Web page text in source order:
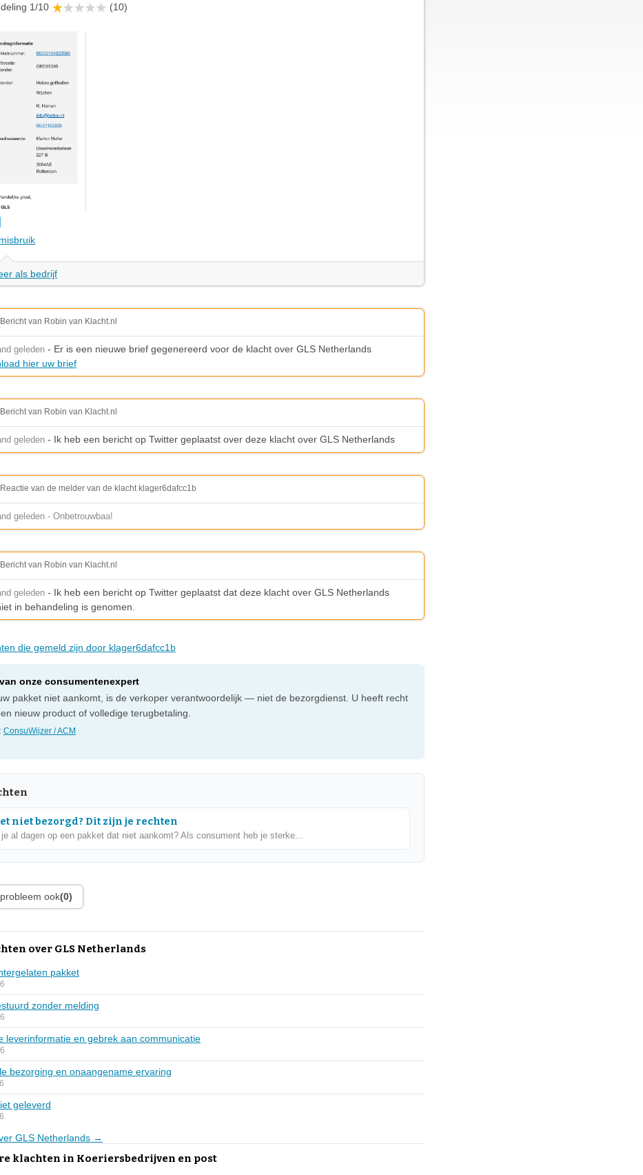
1/10 (10)
als bedrijf
Bericht van Robin van Klacht.nl
geleden - Er is een nieuwe brief gegenereerd voor de klacht over GLS Netherlands
hier uw brief
Bericht van Robin van Klacht.nl
geleden - Ik heb een bericht op Twitter geplaatst over deze klacht over GLS Netherlands
Reactie van de melder van de klacht klager6dafcc1b
geleden - Onbetrouwbaa!
Bericht van Robin van Klacht.nl
geleden - Ik heb een bericht op Twitter geplaatst dat deze klacht over GLS Netherlands
in behandeling is genomen.
die gemeld zijn door klager6dafcc1b
onze consumentenexpert
pakket niet aankomt, is de verkoper verantwoordelijk — niet de bezorgdienst. U heeft recht
nieuw product of volledige terugbetaling.
ConsuWijzer / ACM
niet bezorgd? Dit zijn je rechten
al dagen op een pakket dat niet aankomt? Als consument heb je sterke...
ook(0)
over GLS Netherlands
pakket
zonder melding
leverinformatie en gebrek aan communicatie
bezorging en onaangename ervaring
geleverd
GLS Netherlands →
klachten in Koeriersbedrijven en post